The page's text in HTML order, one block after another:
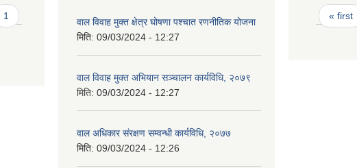
1
वाल विवाह मुक्त क्षेत्र घोषणा पश्चात रणनीतिक योजना
मिति: 09/03/2024 - 12:27
वाल विवाह मुक्त अभियान सञ्चालन कार्यविधि, २०७९
मिति: 09/03/2024 - 12:27
वाल अधिकार संरक्षण सम्वन्धी कार्यविधि, २०७७
मिति: 09/03/2024 - 12:26
Pages
« first